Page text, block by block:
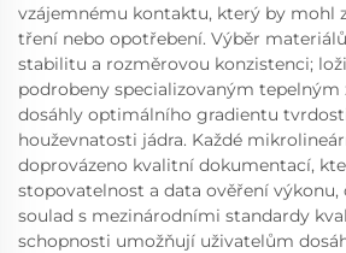
vzájemnému kontaktu, který by mohl
tření nebo opotřebení. Výběr
stabilitu a rozměrovou konzistenci;
podrobeny specializovaným tepelným
dosáhly optimálního gradientu
houževnatosti jádra. Každé
doprovázeno kvalitní dokumentací,
stopovatelnost a data ověření
soulad s mezinárodními standardy
schopnosti umožňují uživatelům